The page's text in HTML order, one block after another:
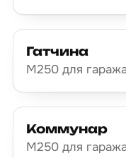
Гатчина
М250 для
Коммунар
М250 для